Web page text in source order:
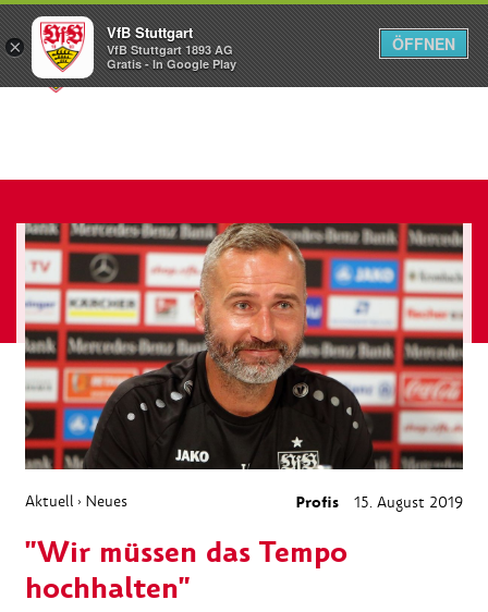
Menü
Aktuell › Neues Profis 15. August 2019
"Wir müssen das Tempo
hochhalten"
×
VfB Stuttgart
VfB Stuttgart 1893 AG
Gratis - In Google Play
ÖFFNEN